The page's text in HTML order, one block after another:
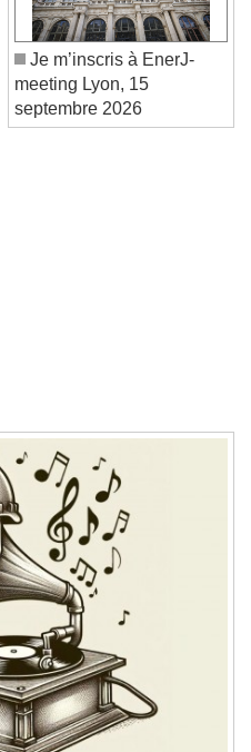
Je m’inscris à EnerJ-
meeting Lyon, 15
septembre 2026